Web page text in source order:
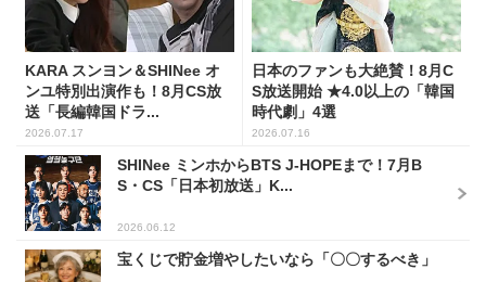
KARA スンヨン＆SHINee オ
ンユ特別出演作も！8月CS放
送「長編韓国ドラ...
2026.07.17
日本のファンも大絶賛！8月C
S放送開始 ★4.0以上の「韓国
時代劇」4選
2026.07.16
SHINee ミンホからBTS J-HOPEまで！7月B
S・CS「日本初放送」K...
2026.06.12
宝くじで貯金増やしたいなら「〇〇するべき」